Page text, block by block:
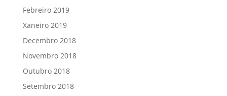
Febreiro 2019
Xaneiro 2019
Decembro 2018
Novembro 2018
Outubro 2018
Setembro 2018